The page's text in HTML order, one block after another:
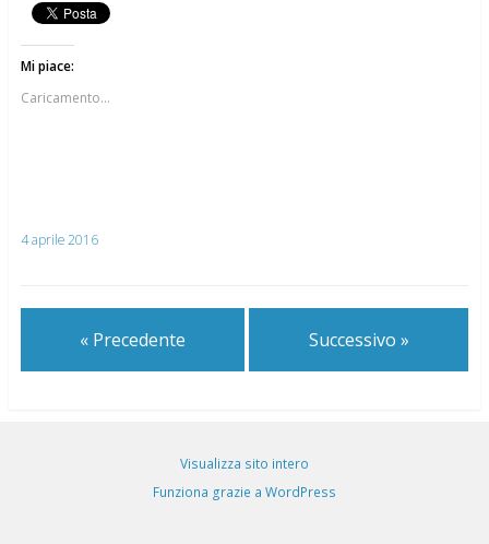
Mi piace:
Caricamento...
4 aprile 2016
« Precedente Successivo »
Visualizza sito intero
Funziona grazie a WordPress